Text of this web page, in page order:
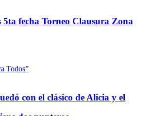
5ta fecha Torneo Clausura Zona
con el clásico de Alicia y el